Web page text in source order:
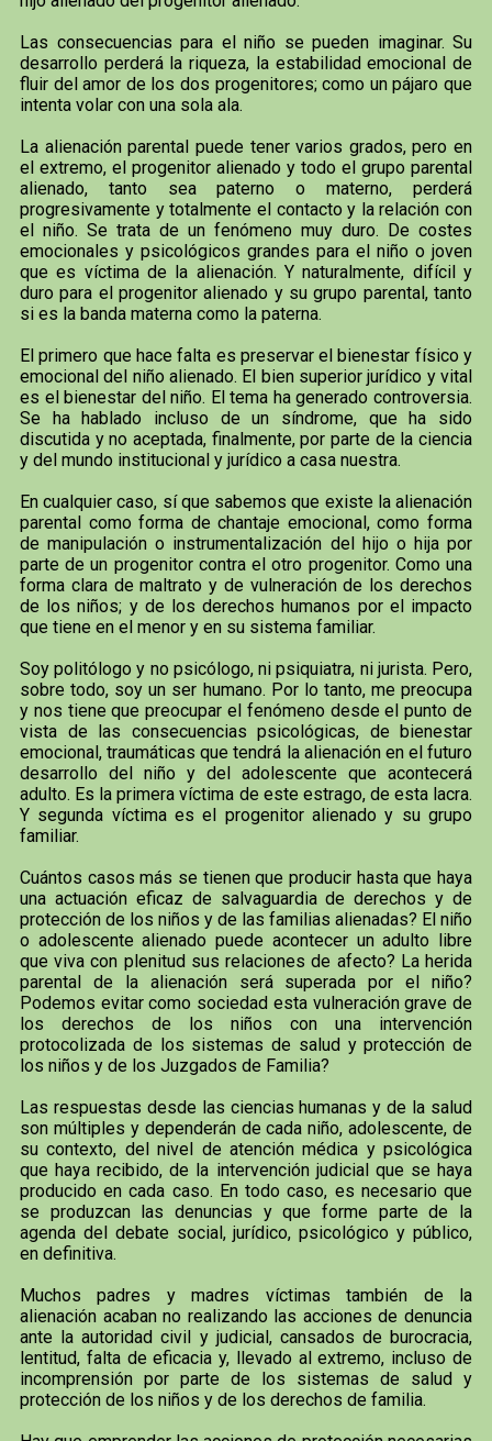
Las consecuencias para el niño se pueden imaginar. Su
desarrollo perderá la riqueza, la estabilidad emocional de
fluir del amor de los dos progenitores; como un pájaro que
intenta volar con una sola ala.
La alienación parental puede tener varios grados, pero en
el extremo, el progenitor alienado y todo el grupo parental
alienado, tanto sea paterno o materno, perderá
progresivamente y totalmente el contacto y la relación con
el niño. Se trata de un fenómeno muy duro. De costes
emocionales y psicológicos grandes para el niño o joven
que es víctima de la alienación. Y naturalmente, difícil y
duro para el progenitor alienado y su grupo parental, tanto
si es la banda materna como la paterna.
El primero que hace falta es preservar el bienestar físico y
emocional del niño alienado. El bien superior jurídico y vital
es el bienestar del niño. El tema ha generado controversia.
Se ha hablado incluso de un síndrome, que ha sido
discutida y no aceptada, finalmente, por parte de la ciencia
y del mundo institucional y jurídico a casa nuestra.
En cualquier caso, sí que sabemos que existe la alienación
parental como forma de chantaje emocional, como forma
de manipulación o instrumentalización del hijo o hija por
parte de un progenitor contra el otro progenitor. Como una
forma clara de maltrato y de vulneración de los derechos
de los niños; y de los derechos humanos por el impacto
que tiene en el menor y en su sistema familiar.
Soy politólogo y no psicólogo, ni psiquiatra, ni jurista. Pero,
sobre todo, soy un ser humano. Por lo tanto, me preocupa
y nos tiene que preocupar el fenómeno desde el punto de
vista de las consecuencias psicológicas, de bienestar
emocional, traumáticas que tendrá la alienación en el futuro
desarrollo del niño y del adolescente que acontecerá
adulto. Es la primera víctima de este estrago, de esta lacra.
Y segunda víctima es el progenitor alienado y su grupo
familiar.
Cuántos casos más se tienen que producir hasta que haya
una actuación eficaz de salvaguardia de derechos y de
protección de los niños y de las familias alienadas? El niño
o adolescente alienado puede acontecer un adulto libre
que viva con plenitud sus relaciones de afecto? La herida
parental de la alienación será superada por el niño?
Podemos evitar como sociedad esta vulneración grave de
los derechos de los niños con una intervención
protocolizada de los sistemas de salud y protección de
los niños y de los Juzgados de Familia?
Las respuestas desde las ciencias humanas y de la salud
son múltiples y dependerán de cada niño, adolescente, de
su contexto, del nivel de atención médica y psicológica
que haya recibido, de la intervención judicial que se haya
producido en cada caso. En todo caso, es necesario que
se produzcan las denuncias y que forme parte de la
agenda del debate social, jurídico, psicológico y público,
en definitiva.
Muchos padres y madres víctimas también de la
alienación acaban no realizando las acciones de denuncia
ante la autoridad civil y judicial, cansados de burocracia,
lentitud, falta de eficacia y, llevado al extremo, incluso de
incomprensión por parte de los sistemas de salud y
protección de los niños y de los derechos de familia.